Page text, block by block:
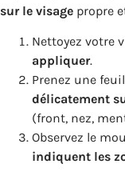
sur le visage propre
Nettoyez votre
appliquer.
Prenez une
délicatement
(front, nez,
Observez le
indiquent les